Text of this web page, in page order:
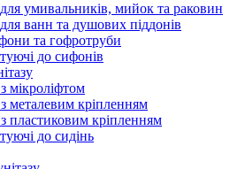
умивальників, мийок та раковин
ванн та душових піддонів
та гофротруби
до сифонів
мікроліфтом
металевим кріпленням
пластиковим кріпленням
до сидінь